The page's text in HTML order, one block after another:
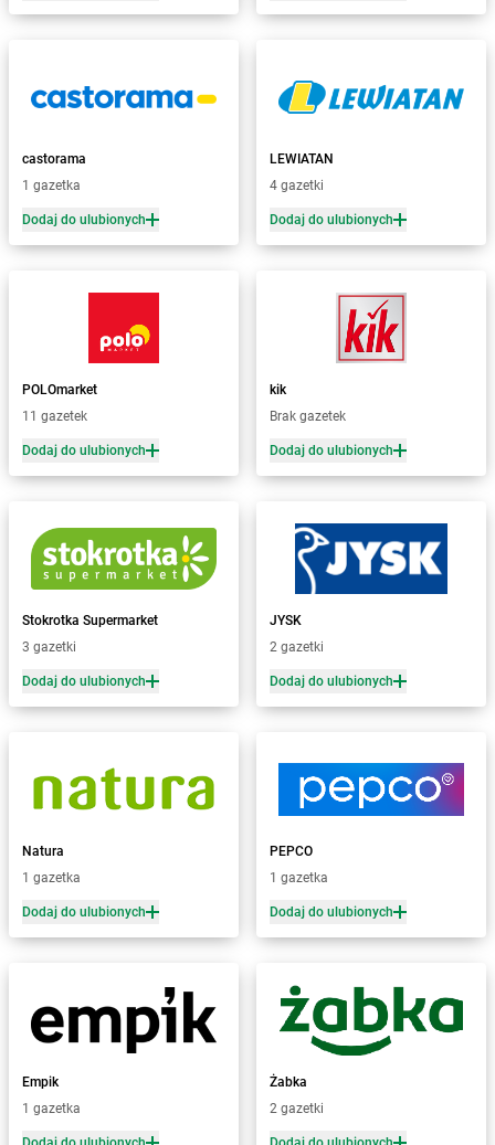
Żabka Bartąg
Żabka Barwałd Średni
Żabka Bełchatów
Żabka Bełsznica
Bestwinka
Bezrzecze
Żabka BG1
Żabka Biała
Żabka
Biała Druga
Żabka Białe Błota
Żabka Białka
Żabka Białobrzegi
Żabka Białogard
Żabka Białogóra
Żabka Białośliwie
Żabka Białystok
Żabka Bibice
Żabka
Żabka Biedrusko
Żabka Bielany Wrocławskie
Żabka Bielawa
Bielsk Podlaski
Żabka Bielsko
Żabka Bielsko-Biała
Żabka
Żabka Bieruń
castorama
1 gazetka
Dodaj do ulubionych
LEWIATAN
4 gazetki
Dodaj do ulubionych
POLOmarket
11 gazetek
Dodaj do ulubionych
kik
Brak gazetek
Dodaj do ulubionych
Stokrotka Supermarket
3 gazetki
Dodaj do ulubionych
JYSK
2 gazetki
Dodaj do ulubionych
Natura
1 gazetka
Dodaj do ulubionych
PEPCO
1 gazetka
Dodaj do ulubionych
Empik
1 gazetka
Żabka
2 gazetki